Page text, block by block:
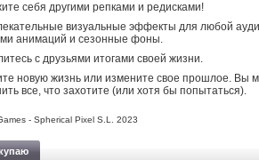
себя другими репками и редисками!
визуальные эффекты для любой
анимаций и сезонные фоны.
с друзьями итогами своей жизни.
новую жизнь или измените свое прошлое. Вы
все, что захотите (или хотя бы попытаться).
- Spherical Pixel S.L. 2023